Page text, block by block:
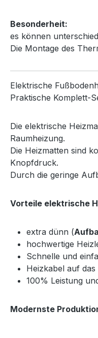
Besonderheit:
es können
Die Montage des
Elektrische
Praktische Komplett-
Die elektrische
Raumheizung.
Die Heizmatten sind
Knopfdruck.
Durch die geringe
Vorteile elektrische
extra dünn (
hochwertige
Schnelle und
Heizkabel auf
100% Leistung
Modernste